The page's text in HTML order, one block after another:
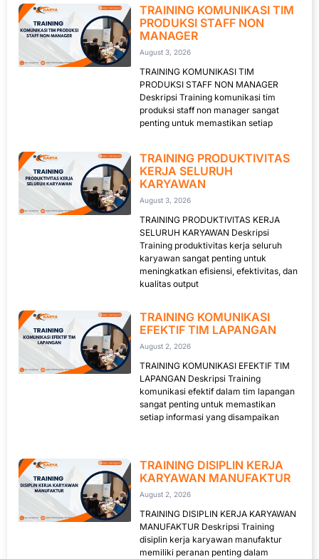
TRAINING KOMUNIKASI TIM
PRODUKSI STAFF NON
MANAGER
August 3, 2026
TRAINING KOMUNIKASI TIM
PRODUKSI STAFF NON MANAGER
Deskripsi Training komunikasi tim
produksi staff non manager sangat
penting untuk memastikan setiap
TRAINING PRODUKTIVITAS
KERJA SELURUH
KARYAWAN
August 3, 2026
TRAINING PRODUKTIVITAS KERJA
SELURUH KARYAWAN Deskripsi
Training produktivitas kerja seluruh
karyawan sangat penting untuk
meningkatkan efisiensi, efektivitas, dan
kualitas output
TRAINING KOMUNIKASI
EFEKTIF TIM LAPANGAN
August 2, 2026
TRAINING KOMUNIKASI EFEKTIF TIM
LAPANGAN Deskripsi Training
komunikasi efektif dalam tim lapangan
sangat penting untuk memastikan
setiap informasi yang disampaikan
TRAINING DISIPLIN KERJA
KARYAWAN MANUFAKTUR
August 2, 2026
TRAINING DISIPLIN KERJA KARYAWAN
MANUFAKTUR Deskripsi Training
disiplin kerja karyawan manufaktur
memiliki peranan penting dalam